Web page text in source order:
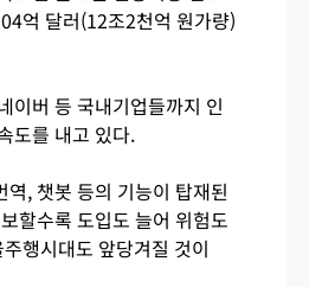
억 달러(12조2천억 원가량)
이버 등 국내기업들까지 인
도를 내고 있다.
, 챗봇 등의 기능이 탑재된
할수록 도입도 늘어 위험도
행시대도 앞당겨질 것이